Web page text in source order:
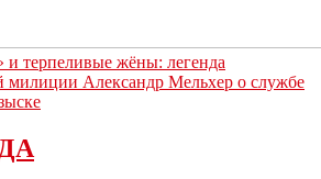
и терпеливые жёны: легенда
милиции Александр Мельхер о службе